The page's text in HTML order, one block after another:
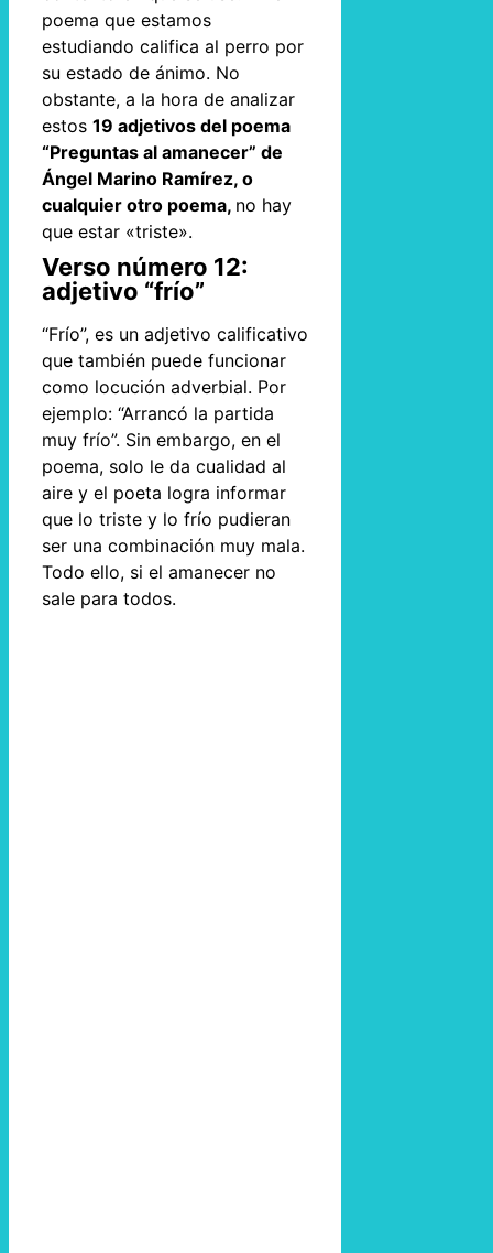
poema que estamos
estudiando califica al perro por
su estado de ánimo. No
obstante, a la hora de analizar
estos 19 adjetivos del poema
“Preguntas al amanecer” de
Ángel Marino Ramírez, o
cualquier otro poema, no hay
que estar «triste».
Verso número 12:
adjetivo “frío”
“Frío”, es un adjetivo calificativo
que también puede funcionar
como locución adverbial. Por
ejemplo: “Arrancó la partida
muy frío”. Sin embargo, en el
poema, solo le da cualidad al
aire y el poeta logra informar
que lo triste y lo frío pudieran
ser una combinación muy mala.
Todo ello, si el amanecer no
sale para todos.